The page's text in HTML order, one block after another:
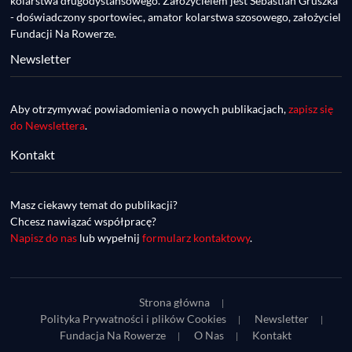
Poland
- zaprasza Mateusz Szafraniec. Dwie
samochwałki
- doświadczony sportowiec, amator kolarstwa szosowego, założyciel
Fundacji Na Rowerze.
Newsletter
Aby otrzymywać powiadomienia o nowych publikacjach,zapisz się
do Newslettera.
Kontakt
Masz ciekawy temat do publikacji?
Chcesz nawiązać współpracę?
Napisz do nas lub wypełnijformularz kontaktowy.
Strona główna
Polityka Prywatności i plików Cookies
Newsletter
Fundacja Na Rowerze
O Nas Kontakt